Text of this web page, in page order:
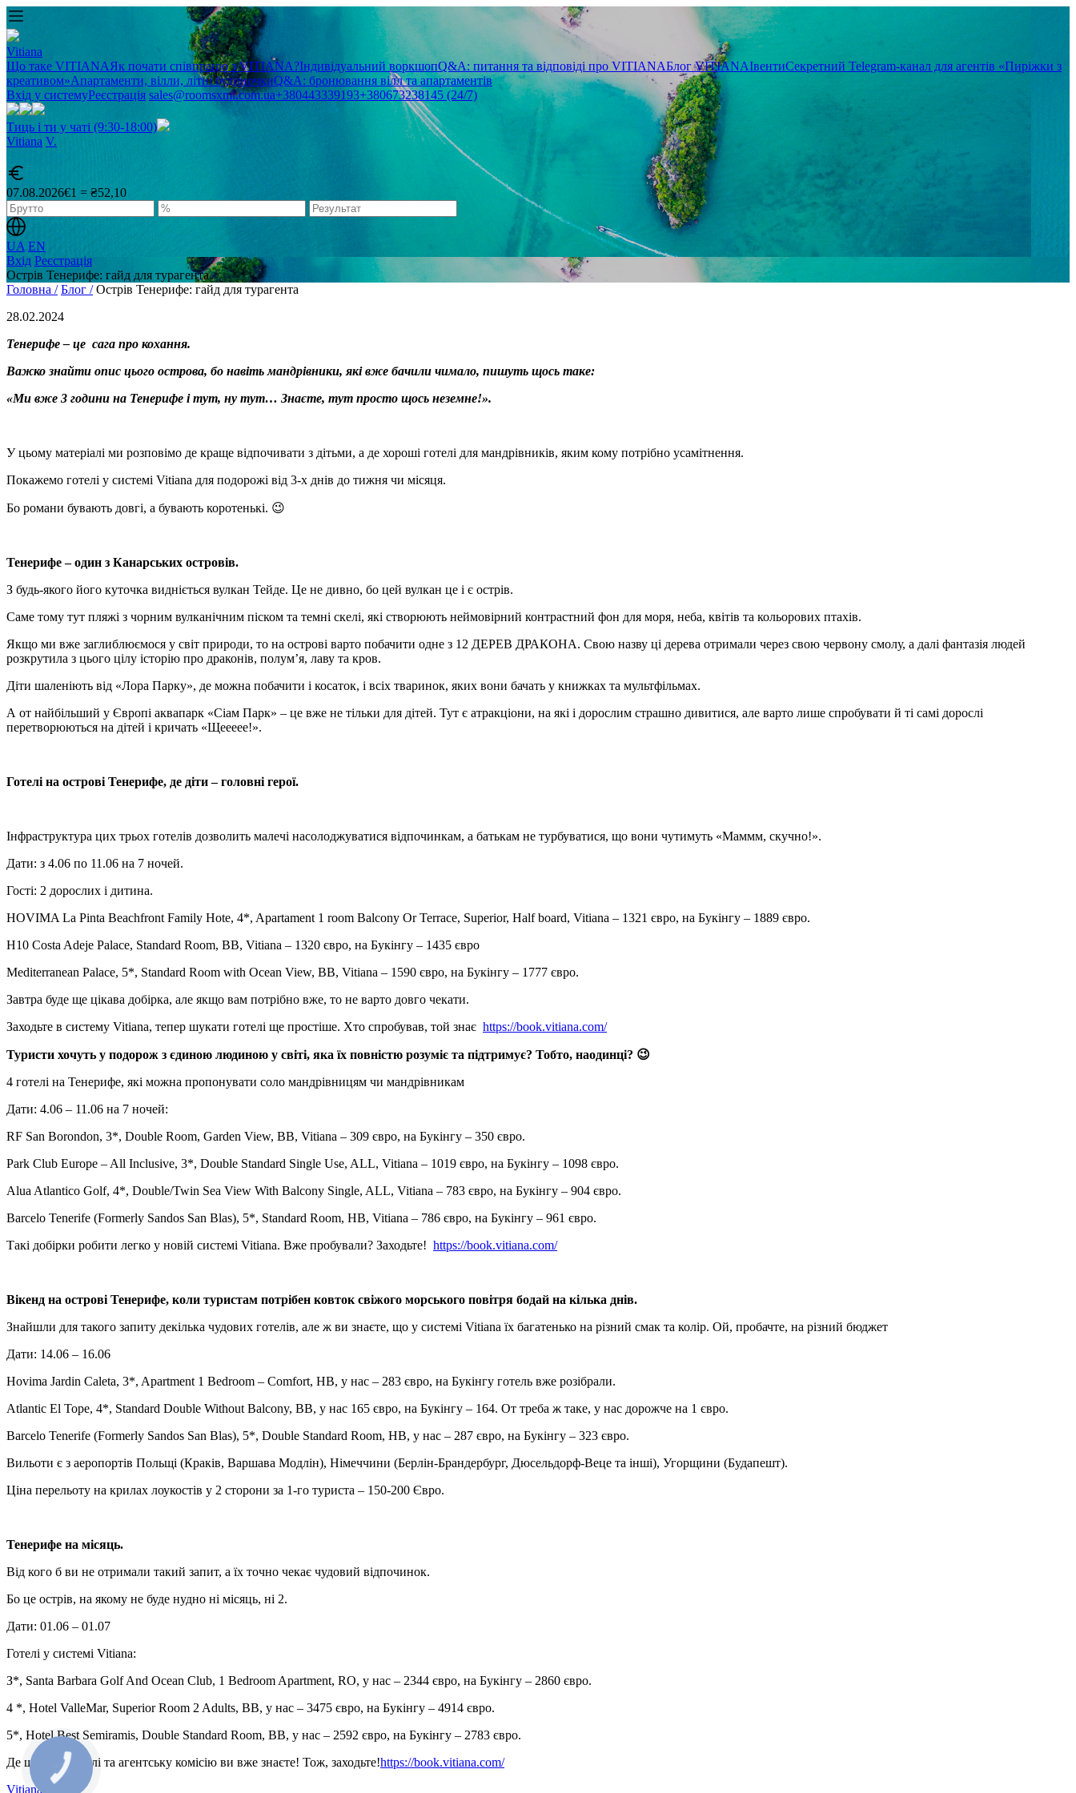
Vitiana
Що таке VITIANAЯк почати співпрацю з VITIANA?Індивідуальний воркшопQ&A: питання та відповіді про VITIANAБлог VITIANAІвентиСекретний Telegram-канал для агентів «Пиріжки з
креативом»Апартаменти, вілли, літні будиночкиQ&A: бронювання вілл та апартаментів
Вхід у системуРеєстрація sales@roomsxml.com.ua+380443339193+380673238145 (24/7)
Тиць і ти у чаті (9:30-18:00)
Vitiana V.
07.08.2026€1 = ₴52,10
UA EN
Вхід Реєстрація
Острів Тенерифе: гайд для турагента
Головна / Блог / Острів Тенерифе: гайд для турагента
28.02.2024
Тенерифе – це сага про кохання.
Важко знайти опис цього острова, бо навіть мандрівники, які вже бачили чимало, пишуть щось таке:
«Ми вже 3 години на Тенерифе і тут, ну тут… Знаєте, тут просто щось неземне!».
У цьому матеріалі ми розповімо де краще відпочивати з дітьми, а де хороші готелі для мандрівників, яким кому потрібно усамітнення.
Покажемо готелі у системі Vitiana для подорожі від 3-х днів до тижня чи місяця.
Бо романи бувають довгі, а бувають коротенькі. 😉
Тенерифе – один з Канарських островів.
З будь-якого його куточка видніється вулкан Тейде. Це не дивно, бо цей вулкан це і є острів.
Саме тому тут пляжі з чорним вулканічним піском та темні скелі, які створюють неймовірний контрастний фон для моря, неба, квітів та кольорових птахів.
Якщо ми вже заглиблюємося у світ природи, то на острові варто побачити одне з 12 ДЕРЕВ ДРАКОНА. Свою назву ці дерева отримали через свою червону смолу, а далі фантазія людей
розкрутила з цього цілу історію про драконів, полум’я, лаву та кров.
Діти шаленіють від «Лора Парку», де можна побачити і косаток, і всіх тваринок, яких вони бачать у книжках та мультфільмах.
А от найбільший у Європі аквапарк «Сіам Парк» – це вже не тільки для дітей. Тут є атракціони, на які і дорослим страшно дивитися, але варто лише спробувати й ті самі дорослі
перетворюються на дітей і кричать «Щеееее!».
Готелі на острові Тенерифе, де діти – головні герої.
Інфраструктура цих трьох готелів дозволить малечі насолоджуватися відпочинкам, а батькам не турбуватися, що вони чутимуть «Маммм, скучно!».
Дати: з 4.06 по 11.06 на 7 ночей.
Гості: 2 дорослих і дитина.
HOVIMA La Pinta Beachfront Family Hote, 4*, Apartament 1 room Balcony Or Terrace, Superior, Half board, Vitiana – 1321 євро, на Букінгу – 1889 євро.
H10 Costa Adeje Palace, Standard Room, BB, Vitiana – 1320 євро, на Букінгу – 1435 євро
Mediterranean Palace, 5*, Standard Room with Ocean View, BB, Vitiana – 1590 євро, на Букінгу – 1777 євро.
Завтра буде ще цікава добірка, але якщо вам потрібно вже, то не варто довго чекати.
Заходьте в систему Vitiana, тепер шукати готелі ще простіше. Хто спробував, той знає https://book.vitiana.com/
Туристи хочуть у подорож з єдиною людиною у світі, яка їх повністю розуміє та підтримує? Тобто, наодинці? 😉
4 готелі на Тенерифе, які можна пропонувати соло мандрівницям чи мандрівникам
Дати: 4.06 – 11.06 на 7 ночей:
RF San Borondon, 3*, Double Room, Garden View, BB, Vitiana – 309 євро, на Букінгу – 350 євро.
Park Club Europe – All Inclusive, 3*, Double Standard Single Use, ALL, Vitiana – 1019 євро, на Букінгу – 1098 євро.
Alua Atlantico Golf, 4*, Double/Twin Sea View With Balcony Single, ALL, Vitiana – 783 євро, на Букінгу – 904 євро.
Barcelo Tenerife (Formerly Sandos San Blas), 5*, Standard Room, HB, Vitiana – 786 євро, на Букінгу – 961 євро.
Такі добірки робити легко у новій системі Vitiana. Вже пробували? Заходьте! https://book.vitiana.com/
Вікенд на острові Тенерифе, коли туристам потрібен ковток свіжого морського повітря бодай на кілька днів.
Знайшли для такого запиту декілька чудових готелів, але ж ви знаєте, що у системі Vitiana їх багатенько на різний смак та колір. Ой, пробачте, на різний бюджет
Дати: 14.06 – 16.06
Hovima Jardin Caleta, 3*, Apartment 1 Bedroom – Comfort, HB, у нас – 283 євро, на Букінгу готель вже розібрали.
Atlantic El Tope, 4*, Standard Double Without Balcony, BB, у нас 165 євро, на Букінгу – 164. От треба ж таке, у нас дорожче на 1 євро.
Barcelo Tenerife (Formerly Sandos San Blas), 5*, Double Standard Room, HB, у нас – 287 євро, на Букінгу – 323 євро.
Вильоти є з аеропортів Польщі (Краків, Варшава Модлін), Німеччини (Берлін-Брандербург, Дюсельдорф-Веце та інші), Угорщини (Будапешт).
Ціна перельоту на крилах лоукостів у 2 сторони за 1-го туриста – 150-200 Євро.
Тенерифе на місяць.
Від кого б ви не отримали такий запит, а їх точно чекає чудовий відпочинок.
Бо це острів, на якому не буде нудно ні місяць, ні 2.
Дати: 01.06 – 01.07
Готелі у системі Vitiana:
З*, Santa Barbara Golf And Ocean Club, 1 Bedroom Apartment, RO, у нас – 2344 євро, на Букінгу – 2860 євро.
4 *, Hotel ValleMar, Superior Room 2 Adults, BB, у нас – 3475 євро, на Букінгу – 4914 євро.
5*, Hotel Best Semiramis, Double Standard Room, BB, у нас – 2592 євро, на Букінгу – 2783 євро.
Де шукати готелі та агентську комісію ви вже знаєте! Тож, заходьте!https://book.vitiana.com/
Vitiana